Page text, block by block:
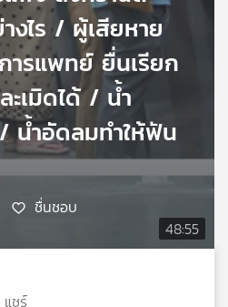
48:55
งไร / ผู้เสียหาย
ารแพทย์ ยื่นเรียก
ะเมิดได้ / น้ำ
น้ำอัดลมทำให้ฟัน
ชื่นชอบ
แชร์